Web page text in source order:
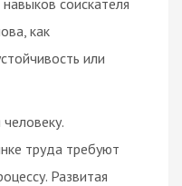
как
или
труда требуют
Развитая